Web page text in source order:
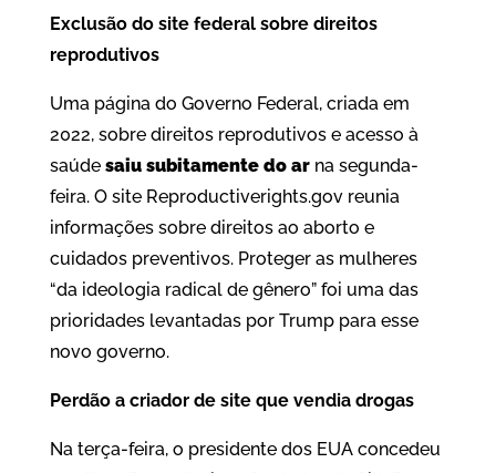
Exclusão do site federal sobre direitos
reprodutivos
Uma página do Governo Federal, criada em
2022, sobre direitos reprodutivos e acesso à
saúde saiu subitamente do arna segunda-
feira. O site Reproductiverights.gov reunia
informações sobre direitos ao aborto e
cuidados preventivos. Proteger as mulheres
“da ideologia radical de gênero” foi uma das
prioridades levantadas por Trump para esse
novo governo.
Perdão a criador de site que vendia drogas
Na terça-feira, o presidente dos EUA concedeu